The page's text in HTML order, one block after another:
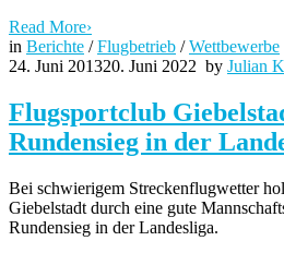
Read More›
in Berichte /Flugbetrieb /Wettbewerbe
24. Juni 201320. Juni 2022 by Julian
Flugsportclub
Rundensieg in der
Bei schwierigem Streckenflugwetter
Giebelstadt durch eine gute
Rundensieg in der Landesliga.